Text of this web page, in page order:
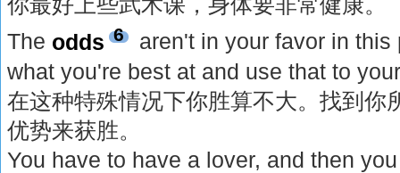
The odds 6
aren't in your favor in
what you're best at and use that to
在这种特殊情况下你胜算不大。找到你
优势来获胜。
You have to have a lover, and then